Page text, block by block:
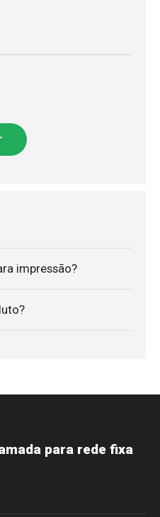
impressão?
para rede fixa